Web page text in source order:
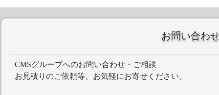
お問い合わ
CMSグループへのお問い合わせ・ご相談
お見積りのご依頼等、お気軽にお寄せください。